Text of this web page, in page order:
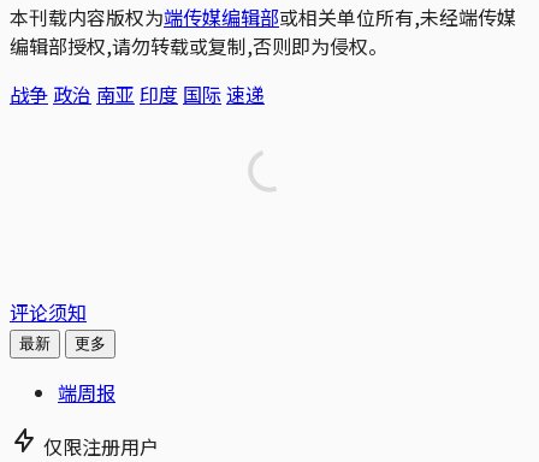
本刊载内容版权为端传媒编辑部或相关单位所有,未经端传媒
编辑部授权,请勿转载或复制,否则即为侵权。
战争 政治 南亚 印度 国际速递
评论须知
最新 更多
端周报
仅限注册用户